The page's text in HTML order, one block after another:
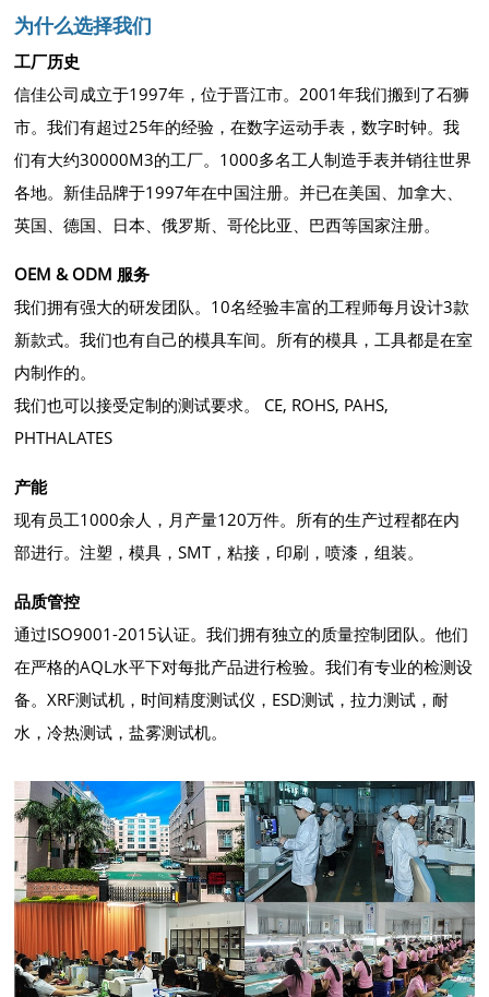
为什么选择我们
工厂历史
信佳公司成立于1997年，位于晋江市。2001年我们搬到了石狮
市。我们有超过25年的经验，在数字运动手表，数字时钟。我
们有大约30000M3的工厂。1000多名工人制造手表并销往世界
各地。新佳品牌于1997年在中国注册。并已在美国、加拿大、
英国、德国、日本、俄罗斯、哥伦比亚、巴西等国家注册。
OEM & ODM 服务
我们拥有强大的研发团队。10名经验丰富的工程师每月设计3款
新款式。我们也有自己的模具车间。所有的模具，工具都是在室
内制作的。
我们也可以接受定制的测试要求。 CE, ROHS, PAHS,
PHTHALATES
产能
现有员工1000余人，月产量120万件。所有的生产过程都在内
部进行。注塑，模具，SMT，粘接，印刷，喷漆，组装。
品质管控
通过ISO9001-2015认证。我们拥有独立的质量控制团队。他们
在严格的AQL水平下对每批产品进行检验。我们有专业的检测设
备。XRF测试机，时间精度测试仪，ESD测试，拉力测试，耐
水，冷热测试，盐雾测试机。